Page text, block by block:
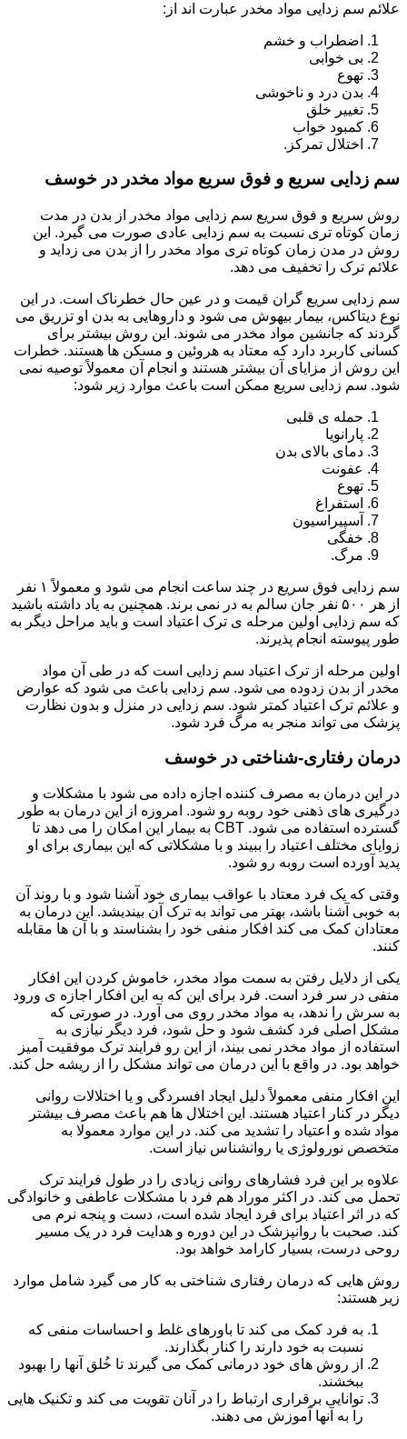
علائم سم زدایی مواد مخدر عبارت اند از:
اضطراب و خشم
بی خوابی
تهوع
بدن درد و ناخوشی
تغییر خلق
کمبود خواب
اختلال تمرکز.
سم زدایی سریع و فوق سریع مواد مخدر در خوسف
روش سریع و فوق سریع سم زدایی مواد مخدر از بدن در مدت
زمان کوتاه تری نسبت به سم زدایی عادی صورت می گیرد. این
روش در مدن زمان کوتاه تری مواد مخدر را از بدن می زداید و
علائم ترک را تخفیف می دهد.
سم زدایی سریع گران قیمت و در عین حال خطرناک است. در این
نوع دیتاکس، بیمار بیهوش می شود و داروهایی به بدن او تزریق می
گردند که جانشین مواد مخدر می شوند. این روش بیشتر برای
کسانی کاربرد دارد که معتاد به هروئین و مسکن ها هستند. خطرات
این روش از مزایای آن بیشتر هستند و انجام آن معمولاً توصیه نمی
شود. سم زدایی سریع ممکن است باعث موارد زیر شود:
حمله ی قلبی
پارانویا
دمای بالای بدن
عفونت
تهوع
استفراغ
آسپیراسیون
خفگی
مرگ.
سم زدایی فوق سریع در چند ساعت انجام می شود و معمولاً ۱ نفر
از هر ۵۰۰ نفر جان سالم به در نمی برند. همچنین به یاد داشته باشید
که سم زدایی اولین مرحله ی ترک اعتیاد است و باید مراحل دیگر به
طور پیوسته انجام پذیرند.
اولین مرحله از ترک اعتیاد سم زدایی است که در طی آن مواد
مخدر از بدن زدوده می شود. سم زدایی باعث می شود که عوارض
و علائم ترک اعتیاد کمتر شود. سم زدایی در منزل و بدون نظارت
پزشک می تواند منجر به مرگ فرد شود.
درمان رفتاری-شناختی در خوسف
در این درمان به مصرف کننده اجازه داده می شود با مشکلات و
درگیری های ذهنی خود روبه رو شود. امروزه از این درمان به طور
گسترده استفاده می شود. CBT به بیمار این امکان را می دهد تا
زوایای مختلف اعتیاد را ببیند و با مشکلاتی که این بیماری برای او
پدید آورده است روبه رو شود.
وقتی که یک فرد معتاد با عواقب بیماری خود آشنا شود و با روند آن
به خوبی آشنا باشد، بهتر می تواند به ترک آن بیندیشد. این درمان به
معتادان کمک می کند افکار منفی خود را بشناسند و با آن ها مقابله
کنند.
یکی از دلایل رفتن به سمت مواد مخدر، خاموش کردن این افکار
منفی در سر فرد است. فرد برای این که به این افکار اجازه ی ورود
به سرش را ندهد، به مواد مخدر روی می آورد. در صورتی که
مشکل اصلی فرد کشف شود و حل شود، فرد دیگر نیازی به
استفاده از مواد مخدر نمی بیند، از این رو فرایند ترک موفقیت آمیز
خواهد بود. در واقع با این درمان می تواند مشکل را از ریشه حل کند.
این افکار منفی معمولاً دلیل ایجاد افسردگی و یا اختلالات روانی
دیگر در کنار اعتیاد هستند. این اختلال ها هم باعث مصرف بیشتر
مواد شده و اعتیاد را تشدید می کند. در این موارد معمولا به
متخصص نورولوژی یا روانشناس نیاز است.
علاوه بر این فرد فشارهای روانی زیادی را در طول فرایند ترک
تحمل می کند. در اکثر موراد هم فرد با مشکلات عاطفی و خانوادگی
که در اثر اعتیاد برای فرد ایجاد شده است، دست و پنجه نرم می
کند. صحبت با روانپزشک در این دوره و هدایت فرد در یک مسیر
روحی درست، بسیار کارامد خواهد بود.
روش هایی که درمان رفتاری شناختی به کار می گیرد شامل موارد
زیر هستند:
به فرد کمک می کند تا باورهای غلط و احساسات منفی که
نسبت به خود دارند را کنار بگذارند.
از روش های خود درمانی کمک می گیرند تا خُلق آنها را بهبود
ببخشند.
توانایی برقراری ارتباط را در آنان تقویت می کند و تکنیک هایی
را به آنها آموزش می دهند.